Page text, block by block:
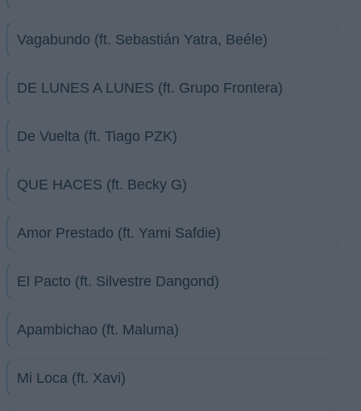
Vagabundo (ft. Sebastián Yatra, Beéle)
DE LUNES A LUNES (ft. Grupo Frontera)
De Vuelta (ft. Tiago PZK)
QUE HACES (ft. Becky G)
Amor Prestado (ft. Yami Safdie)
El Pacto (ft. Silvestre Dangond)
Apambichao (ft. Maluma)
Mi Loca (ft. Xavi)